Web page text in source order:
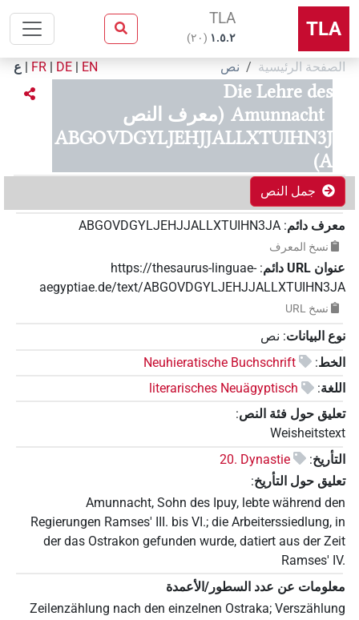
TLA
TLA
۱.٥.٢ (٢٠)
الصفحة الرئيسية نص EN
|
DE
|
FR
| ع
Die Lehre des
Amunnacht (معرف النص
ABGOVDGYLJEHJJALLXTUIHN3J
A)
جمل النص
معرف دائم:
ABGOVDGYLJEHJJALLXTUIHN3JA
نسخ المعرف
عنوان‏ ‏URL‏ دائم :
https://thesaurus-linguae-
aegyptiae.de/text/ABGOVDGYLJEHJJALLXTUIHN3JA
نسخ‏ ‏URL
نوع البيانات: نص
الخط:
Neuhieratische Buchschrift
اللغة:
literarisches Neuägyptisch
تعليق حول فئة النص:
Weisheitstext
التأريخ:
20. Dynastie
تعليق حول التأريخ:
Amunnacht, Sohn des Ipuy, lebte während den
Regierungen Ramses' III. bis VI.; die Arbeiterssiedlung, in
der das Ostrakon gefunden wurde, datiert aus der Zeit
Ramses' IV.
معلومات عن عدد السطور/الأعمدة
Zeilenzählung nach den einzelnen Ostraka; Verszählung